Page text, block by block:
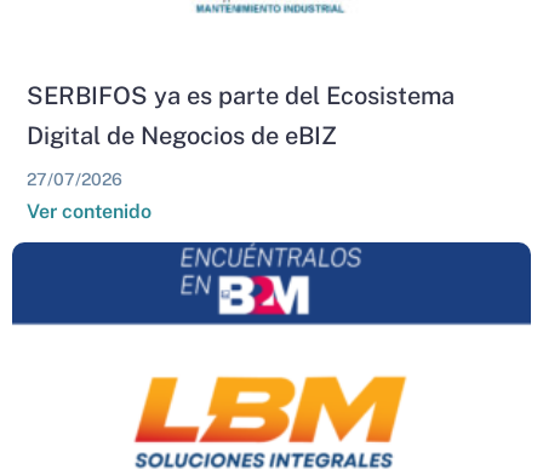
SERBIFOS ya es parte del Ecosistema
Digital de Negocios de eBIZ
27/07/2026
Ver contenido